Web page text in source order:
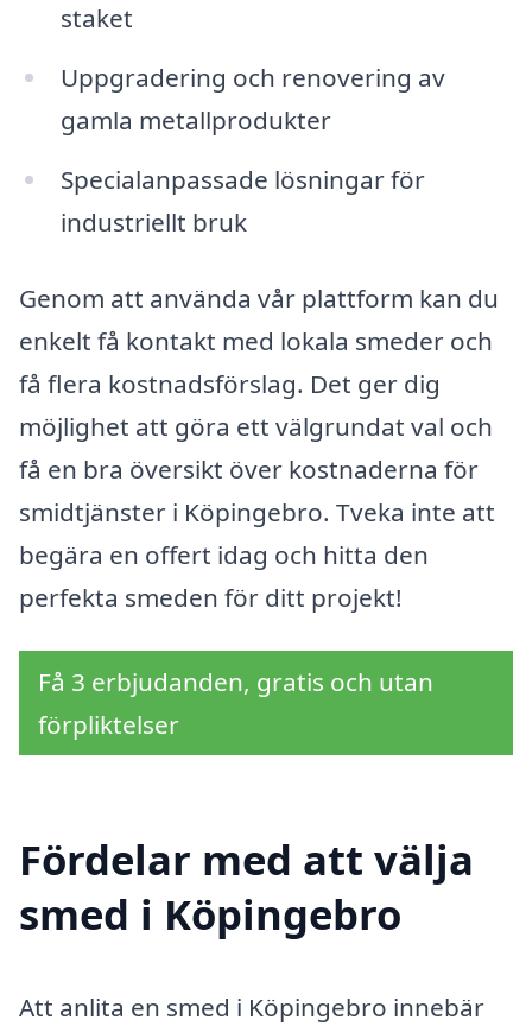
staket
Uppgradering och renovering av
gamla metallprodukter
Specialanpassade lösningar för
industriellt bruk
Genom att använda vår plattform kan du
enkelt få kontakt med lokala smeder och
få flera kostnadsförslag. Det ger dig
möjlighet att göra ett välgrundat val och
få en bra översikt över kostnaderna för
smidtjänster i Köpingebro. Tveka inte att
begära en offert idag och hitta den
perfekta smeden för ditt projekt!
Få 3 erbjudanden, gratis och utan
förpliktelser
Fördelar med att välja
smed i Köpingebro
Att anlita en smed i Köpingebro innebär